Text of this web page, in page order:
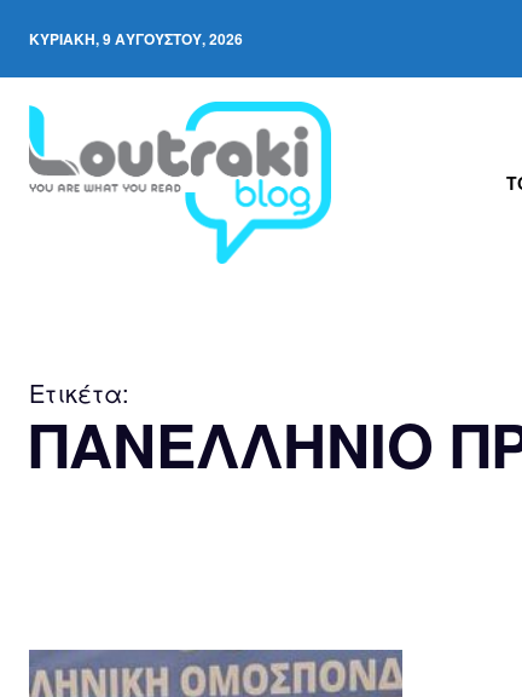
ΚΥΡΙΑΚΉ, 9 ΑΥΓΟΎΣΤΟΥ, 2026
Ετικέτα:
ΠΑΝΕΛΛΗΝΙΟ